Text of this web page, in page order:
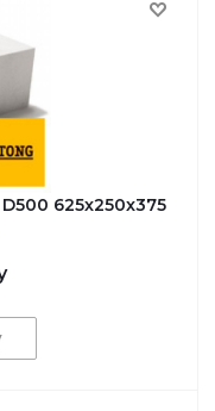
625x250x375